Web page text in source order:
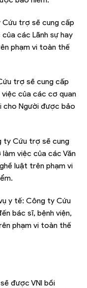
Cứu trợ sẽ cung cấp
các Lãnh sự hay
phạm vi toàn thế
trợ sẽ cung cấp
của các cơ quan
cho Người được bảo
ty Cứu trợ sẽ cung
việc của các Văn
luật trên phạm vi
y tế: Công ty Cứu
bác sĩ, bệnh viện,
phạm vi toàn thế
được VNI bồi